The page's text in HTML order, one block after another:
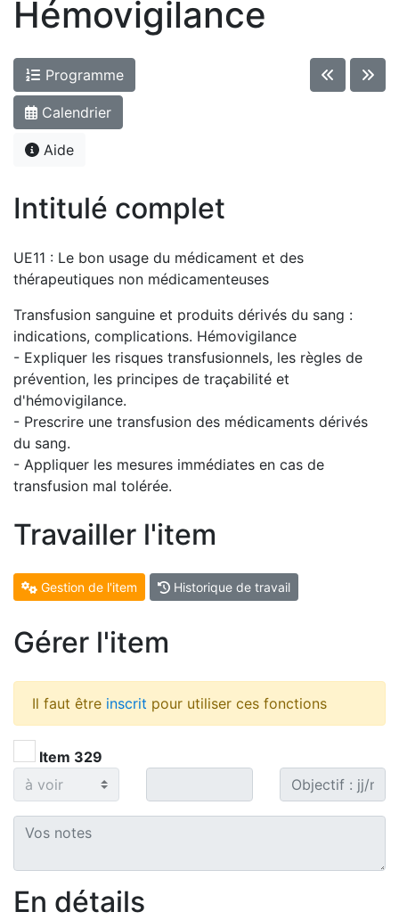
Hémovigilance
Programme
Calendrier
Aide
Intitulé complet
UE11 : Le bon usage du médicament et des
thérapeutiques non médicamenteuses
Transfusion sanguine et produits dérivés du sang :
indications, complications. Hémovigilance
- Expliquer les risques transfusionnels, les règles de
prévention, les principes de traçabilité et
d'hémovigilance.
- Prescrire une transfusion des médicaments dérivés
du sang.
- Appliquer les mesures immédiates en cas de
transfusion mal tolérée.
Travailler l'item
Gestion de l'item Historique de travail
Gérer l'item
Il faut être inscrit pour utiliser ces fonctions
Item 329
En détails